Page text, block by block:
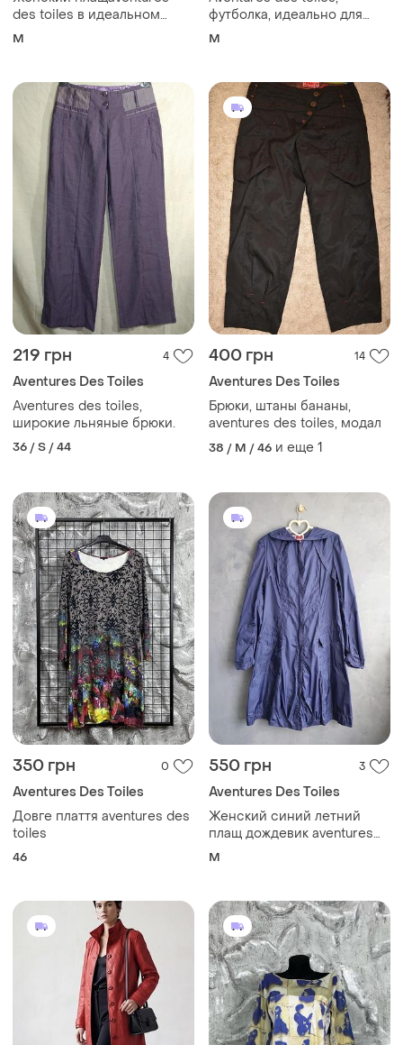
des toiles в идеальном
состоянии. размер м
M
футболка, идеально для
беременных.
M
219 грн 4
Aventures Des Toiles
Aventures des toiles,
широкие льняные брюки.
36 / S / 44
400 грн 14
Aventures Des Toiles
Брюки, штаны бананы,
aventures des toiles, модал
38 / M / 46 и еще 1
350 грн 0
Aventures Des Toiles
Довге плаття aventures des
toiles
46
550 грн 3
Aventures Des Toiles
Женский синий летний
плащ дождевик aventures
des toiles
M